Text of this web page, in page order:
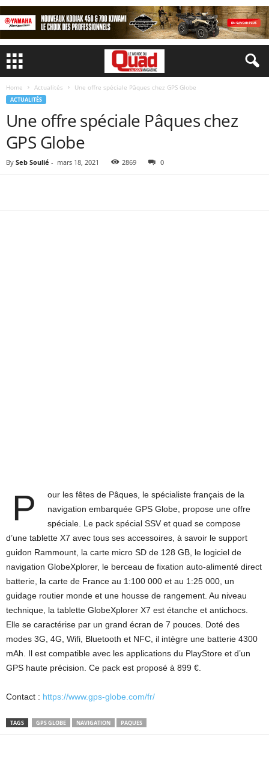
Home Actualités Une offre spéciale Pâques chez GPS Globe
ACTUALITÉS
Une offre spéciale Pâques chez
GPS Globe
By Seb Soulié - mars 18, 2021 2869 0
P
our les fêtes de Pâques, le spécialiste français de la
navigation embarquée GPS Globe, propose une offre
spéciale. Le pack spécial SSV et quad se compose
d’une tablette X7 avec tous ses accessoires, à savoir le support
guidon Rammount, la carte micro SD de 128 GB, le logiciel de
navigation GlobeXplorer, le berceau de fixation auto-alimenté direct
batterie, la carte de France au 1:100 000 et au 1:25 000, un
guidage routier monde et une housse de rangement. Au niveau
technique, la tablette GlobeXplorer X7 est étanche et antichocs.
Elle se caractérise par un grand écran de 7 pouces. Doté des
modes 3G, 4G, Wifi, Bluetooth et NFC, il intègre une batterie 4300
mAh. Il est compatible avec les applications du PlayStore et d’un
GPS haute précision. Ce pack est proposé à 899 €.
Contact : https://www.gps-globe.com/fr/
TAGS GPS GLOBE NAVIGATION PAQUES